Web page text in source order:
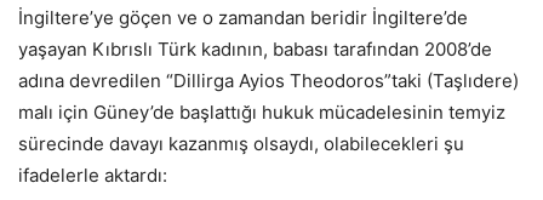
İngiltere’ye göçen ve o zamandan beridir İngiltere’de
yaşayan Kıbrıslı Türk kadının, babası tarafından 2008’de
adına devredilen “Dillirga Ayios Theodoros”taki (Taşlıdere)
malı için Güney’de başlattığı hukuk mücadelesinin temyiz
sürecinde davayı kazanmış olsaydı, olabilecekleri şu
ifadelerle aktardı: